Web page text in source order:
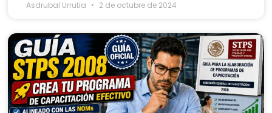
Asdrubal Urrutia 2 de octubre de 2024